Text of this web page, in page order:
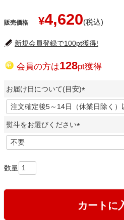
販売価格 ¥4,620
新規会員登録で100pt獲得!
会員の方は128pt獲得
お届け日について(目安)
(
必
)
熨斗をお選びください
必
カートに